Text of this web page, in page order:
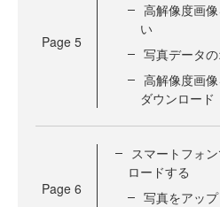
Page 5
高解像度画
い
写真データ
高解像度画
ダウンロード
Page 6
スマートフォ
ロードする
写真をアッ